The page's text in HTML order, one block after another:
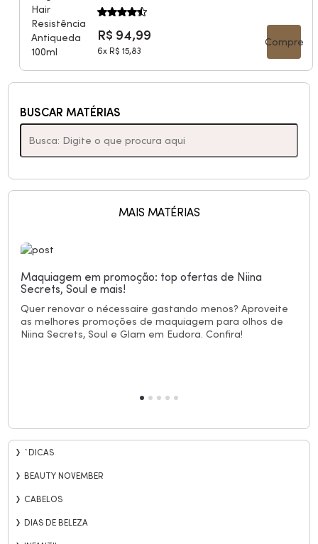
R$ 94,99
6xR$ 15,83
Compre
BUSCAR MATÉRIAS
MAIS MATÉRIAS
Maquiagem em promoção: top ofertas de Niina
Secrets, Soul e mais!
Quer renovar o nécessaire gastando menos? Aproveite
as melhores promoções de maquiagem para olhos de
Niina Secrets, Soul e Glam em Eudora. Confira!
`DICAS
BEAUTY NOVEMBER
CABELOS
DIAS DE BELEZA